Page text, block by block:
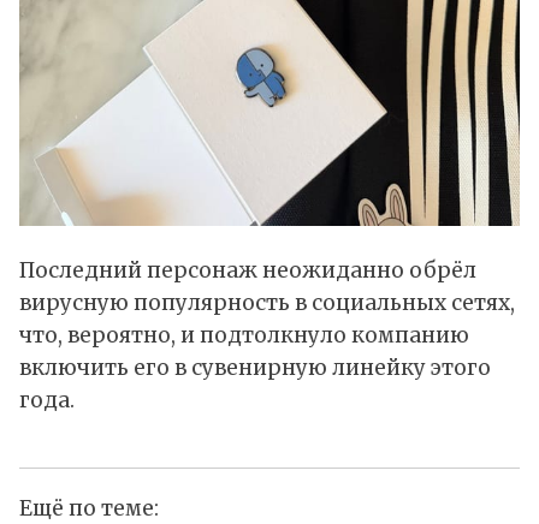
Последний персонаж неожиданно обрёл
вирусную популярность в социальных сетях,
что, вероятно, и подтолкнуло компанию
включить его в сувенирную линейку этого
года.
Ещё по теме: